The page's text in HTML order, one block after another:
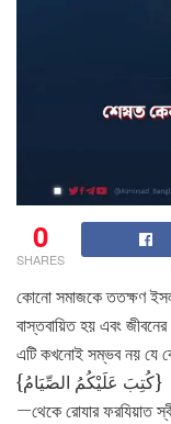
0
SHARES
কোনো সমাজকে ততক্ষণ
বাস্তবায়িত হয় এবং
এটি কখনোই সম্ভব নয়
{كُتِبَ عَلَيْكُمُ الصِّيَامُ}
—থেকে রোযার ফরযিয়াত